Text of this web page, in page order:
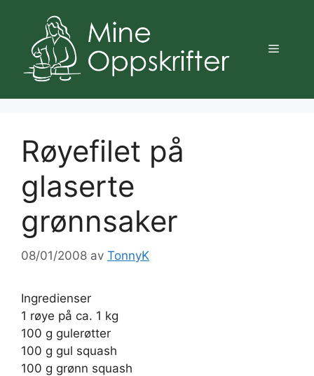
innhold
Meny
Røyefilet på
glaserte
grønnsaker
08/01/2008 av TonnyK
Ingredienser
1 røye på ca. 1 kg
100 g gulerøtter
100 g gul squash
100 g grønn squash